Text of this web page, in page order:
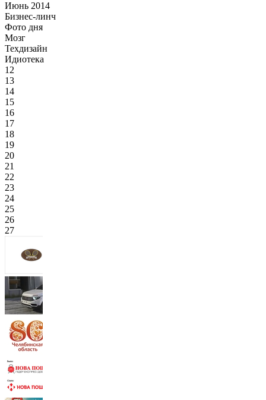
Июнь 2014
Бизнес-линч
Фото дня
Мозг
Техдизайн
Идиотека
12
13
14
15
16
17
18
19
20
21
22
23
24
25
26
27